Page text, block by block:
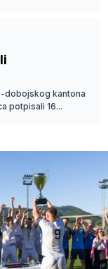
dobojskog kantona
potpisali 16...